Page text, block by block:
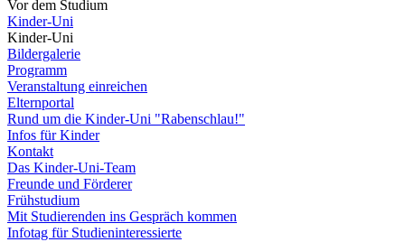
Vor dem Studium
Kinder-Uni
Kinder-Uni
Bildergalerie
Programm
Veranstaltung einreichen
Elternportal
Rund um die Kinder-Uni "Rabenschlau!"
Infos für Kinder
Kontakt
Das Kinder-Uni-Team
Freunde und Förderer
Frühstudium
Mit Studierenden ins Gespräch kommen
Infotag für Studieninteressierte